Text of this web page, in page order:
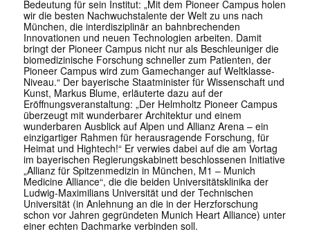
Bedeutung für sein Institut: „Mit dem Pioneer Campus holen
wir die besten Nachwuchstalente der Welt zu uns nach
München, die interdisziplinär an bahnbrechenden
Innovationen und neuen Technologien arbeiten. Damit
bringt der Pioneer Campus nicht nur als Beschleuniger die
biomedizinische Forschung schneller zum Patienten, der
Pioneer Campus wird zum Gamechanger auf Weltklasse-
Niveau.“ Der bayerische Staatminister für Wissenschaft und
Kunst, Markus Blume, erläuterte dazu auf der
Eröffnungsveranstaltung: „Der Helmholtz Pioneer Campus
überzeugt mit wunderbarer Architektur und einem
wunderbaren Ausblick auf Alpen und Allianz Arena – ein
einzigartiger Rahmen für herausragende Forschung, für
Heimat und Hightech!“ Er verwies dabei auf die am Vortag
im bayerischen Regierungskabinett beschlossenen Initiative
„Allianz für Spitzenmedizin in München, M1 – Munich
Medicine Alliance“, die die beiden Universitätsklinika der
Ludwig-Maximilians Universität und der Technischen
Universität (in Anlehnung an die in der Herzforschung
schon vor Jahren gegründeten Munich Heart Alliance) unter
einer echten Dachmarke verbinden soll.